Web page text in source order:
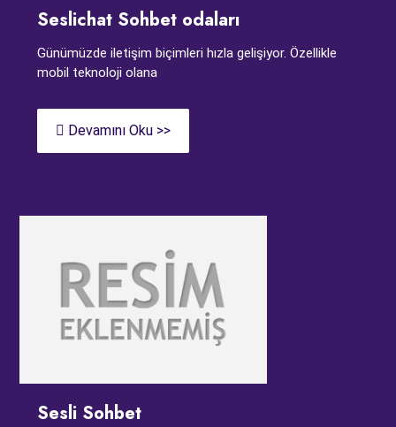
Seslichat Sohbet odaları
Günümüzde iletişim biçimleri hızla gelişiyor. Özellikle
mobil teknoloji olana
Devamını Oku >>
Sesli Sohbet